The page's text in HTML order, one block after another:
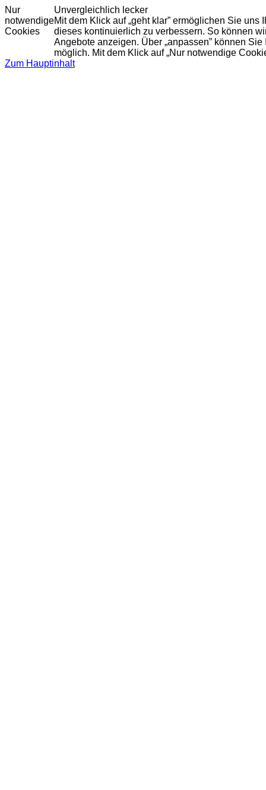
Nur
notwendige
Cookies
Unvergleichlich lecker
Mit dem Klick auf „geht klar” ermöglichen Sie
dieses kontinuierlich zu verbessern. So können
Angebote anzeigen. Über „anpassen” können
möglich. Mit dem Klick auf „Nur notwendige
Zum Hauptinhalt